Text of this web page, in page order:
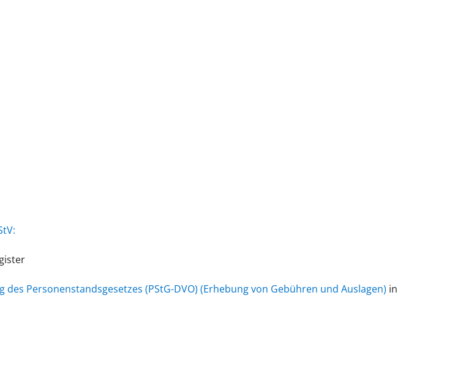
Personenstandsgesetzes (PStG-DVO) (Erhebung von Gebühren und Auslagen) in